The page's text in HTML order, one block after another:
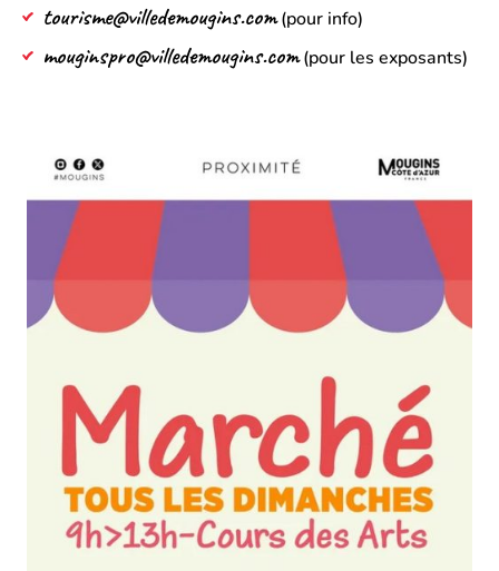
tourisme@villedemougins.com(pour info)
mouginspro@villedemougins.com(pour les exposants)